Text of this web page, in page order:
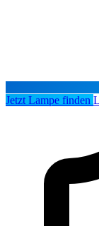
Jetzt Lampe finden